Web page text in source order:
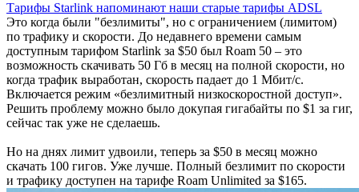
Тарифы Starlink напоминают наши старые тарифы ADSL
Это когда были "безлимиты", но с ограничением (лимитом)
по трафику и скорости. До недавнего времени самым
доступным тарифом Starlink за $50 был Roam 50 – это
возможность скачивать 50 Гб в месяц на полной скорости, но
когда трафик выработан, скорость падает до 1 Мбит/с.
Включается режим «безлимитный низкоскоростной доступ».
Решить проблему можно было докупая гигабайты по $1 за гиг,
сейчас так уже не сделаешь.
Но на днях лимит удвоили, теперь за $50 в месяц можно
скачать 100 гигов. Уже лучше. Полный безлимит по скорости
и трафику доступен на тарифе Roam Unlimited за $165.